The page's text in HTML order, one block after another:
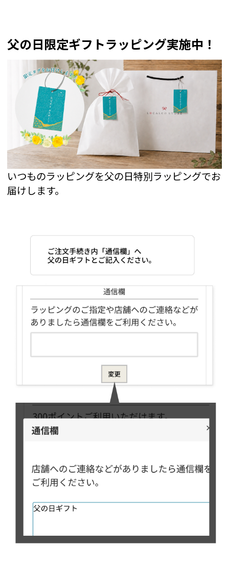
父の日限定ギフトラッピング実施中！
いつものラッピングを父の日特別ラッピングでお
届けします。